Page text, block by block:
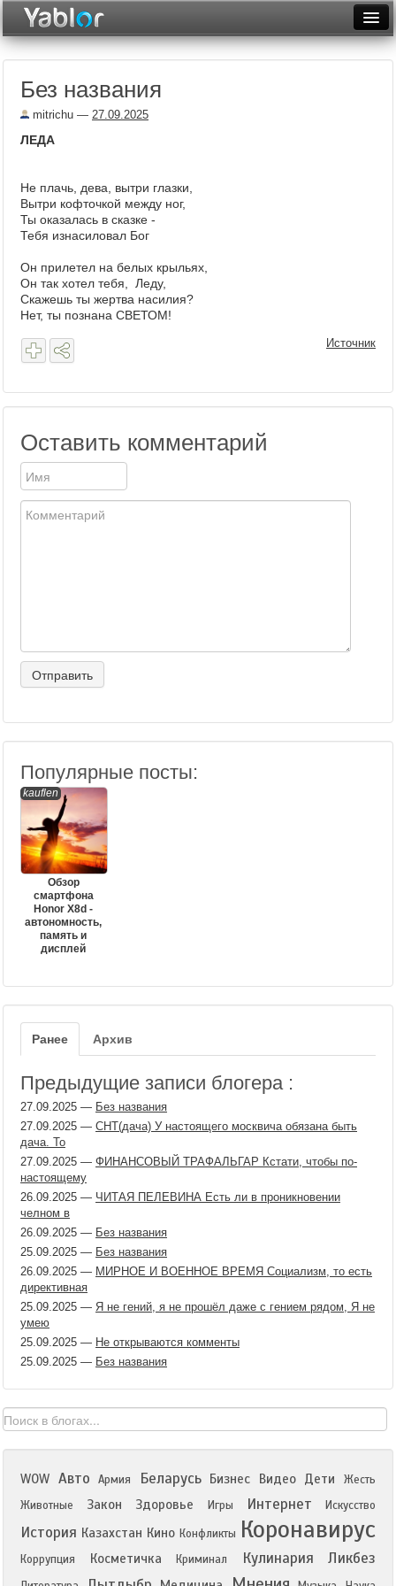
Архив
Видеотоп
Без названия
mitrichu — 27.09.2025
ЛЕДА
Не плачь, дева, вытри глазки,
Вытри кофточкой между ног,
Ты оказалась в сказке -
Тебя изнасиловал Бог
Он прилетел на белых крыльях,
Он так хотел тебя, Леду,
Скажешь ты жертва насилия?
Нет, ты познана СВЕТОМ!
Источник
Оставить комментарий
Популярные посты:
kauflen
Обзор
смартфона
Honor X8d -
автономность,
память и
дисплей
Ранее Архив
Предыдущие записи блогера :
27.09.2025 — Без названия
27.09.2025 — СНТ(дача) У настоящего москвича обязана быть
дача. То
27.09.2025 — ФИНАНСОВЫЙ ТРАФАЛЬГАР Кстати, чтобы по-
настоящему
26.09.2025 — ЧИТАЯ ПЕЛЕВИНА Есть ли в проникновении
челном в
26.09.2025 — Без названия
25.09.2025 — Без названия
26.09.2025 — МИРНОЕ И ВОЕННОЕ ВРЕМЯ Социализм, то есть
директивная
25.09.2025 — Я не гений, я не прошёл даже с гением рядом, Я не
умею
25.09.2025 — Не открываются комменты
25.09.2025 — Без названия
WOW Авто Армия Беларусь Бизнес Видео Дети
Жесть
Животные
Закон Здоровье Игры Интернет Искусство
История Казахстан Кино Конфликты Коронавирус
Коррупция Косметичка Криминал Кулинария Ликбез